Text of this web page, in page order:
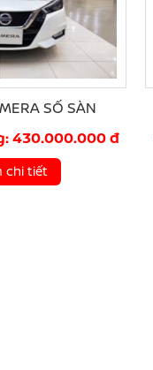
SỐ SÀN
430.000.000 đ
chi tiết